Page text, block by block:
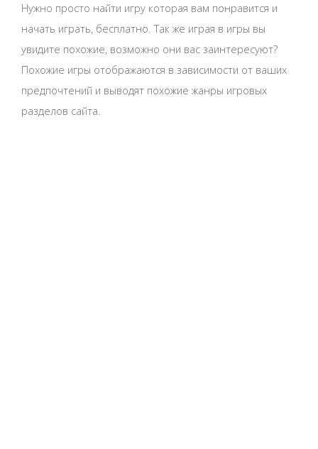
Нужно просто найти игру которая вам понравится и
начать играть, бесплатно. Так же играя в игры вы
увидите похожие, возможно они вас заинтересуют?
Похожие игры отображаются в зависимости от ваших
предпочтений и выводят похожие жанры игровых
разделов сайта.